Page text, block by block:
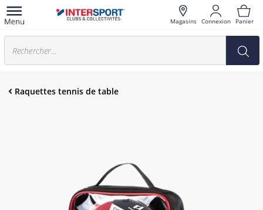
Magasins Connexion Panier
Raquettes tennis de table